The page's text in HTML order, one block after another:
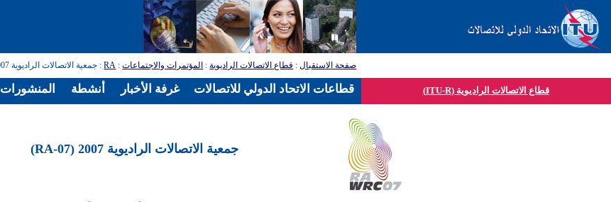
صفحة الاستقبال: قطاع الاتصالات الراديوية: المؤتمرات والاجتماعات:
RA: جمعية الاتصالات الراديوية 2007 (RA-07)
قطاع الاتصالات الراديوية (ITU-R)
جمعية الاتصالات الراديوية 2007 (RA-07)
المنشورات أنشطة غرفة الأخبار قطاعات الاتحاد الدولي للاتصالات